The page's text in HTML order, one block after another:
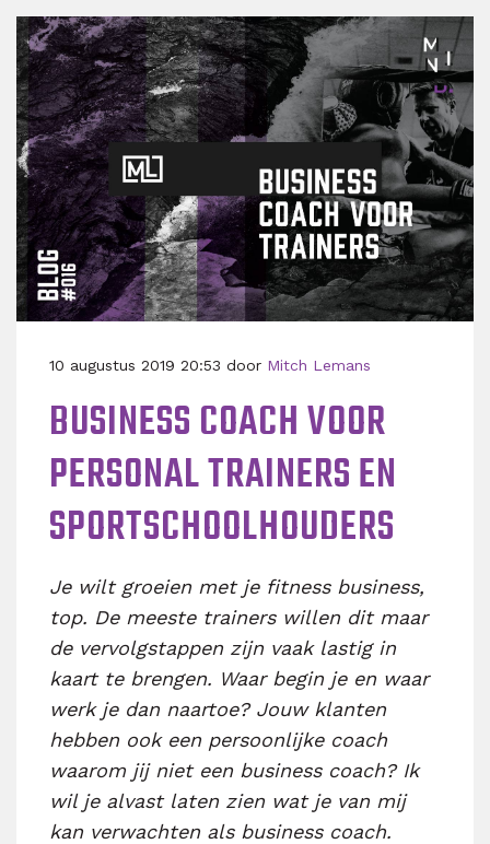
10 augustus 2019 20:53 door Mitch Lemans
​BUSINESS COACH VOOR
PERSONAL TRAINERS EN
SPORTSCHOOLHOUDERS
Je wilt groeien met je fitness business,
top. De meeste trainers willen dit maar
de vervolgstappen zijn vaak lastig in
kaart te brengen. Waar begin je en waar
werk je dan naartoe? Jouw klanten
hebben ook een persoonlijke coach
waarom jij niet een business coach? Ik
wil je alvast laten zien wat je van mij
kan verwachten als business coach.